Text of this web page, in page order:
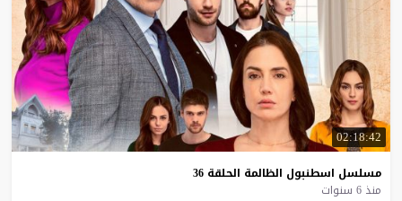
02:18:42
مسلسل اسطنبول الظالمة الحلقة 36
منذ 6 سنوات